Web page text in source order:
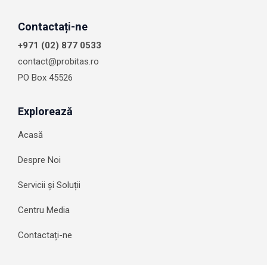
Contactați-ne
+971 (02) 877 0533
contact@probitas.ro
PO Box 45526
Explorează
Acasă
Despre Noi
Servicii și Soluții
Centru Media
Contactați-ne